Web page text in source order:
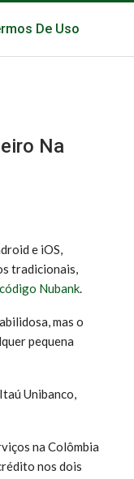
De Uso
Na
e iOS,
tradicionais,
código Nubank.
mas o
pequena
Unibanco,
na Colômbia
nos dois